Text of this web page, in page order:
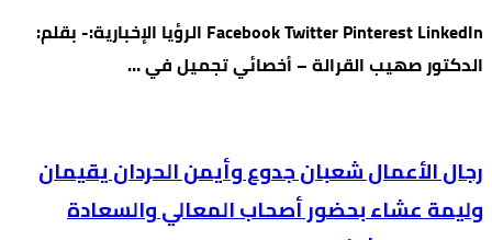
Facebook Twitter Pinterest LinkedIn الرؤيا الإخبارية:- بقلم:
الدكتور صهيب القرالة – أخصائي تجميل في …
رجال الأعمال شعبان جدوع وأيمن الحردان يقيمان
وليمة عشاء بحضور أصحاب المعالي والسعادة